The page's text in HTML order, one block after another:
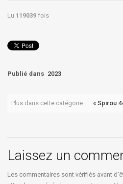
Lu 119039 fois
Publié dans 2023
Plus dans cette catégorie : « Spirou
Laissez un
Les commentaires sont vérifiés avant